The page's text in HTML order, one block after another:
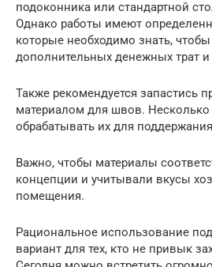
подоконника или стандартной
Однако работы имеют
которые необходимо знать,
дополнительных денежных трат
Также рекомендуется запастись
материалом для швов. Несколько
обрабатывать их для
Важно, чтобы материалы
концепции и учитывали вкусы
помещения.
Рациональное использование
вариант для тех, кто не привык